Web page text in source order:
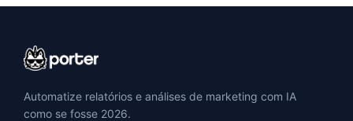
Automatize relatórios e análises de marketing com IA
como se fosse 2026.